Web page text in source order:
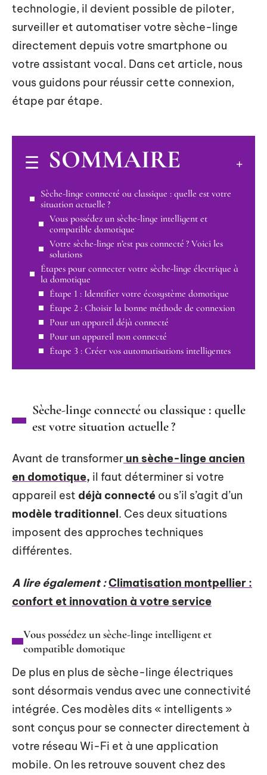
technologie, il devient possible de piloter,
surveiller et automatiser votre sèche-linge
directement depuis votre smartphone ou
votre assistant vocal. Dans cet article, nous
vous guidons pour réussir cette connexion,
étape par étape.
SOMMAIRE
Sèche-linge connecté ou classique : quelle est votre
situation actuelle ?
Vous possédez un sèche-linge intelligent et
compatible domotique
Votre sèche-linge n’est pas connecté ? Voici les
solutions
Étapes pour connecter votre sèche-linge électrique à
la domotique
Étape 1 : Identifier votre écosystème domotique
Étape 2 : Choisir la bonne méthode de connexion
Pour un appareil déjà connecté
Pour un appareil non connecté
Étape 3 : Créer vos automatisations intelligentes
Sèche-linge connecté ou classique : quelle
est votre situation actuelle ?
Avant de transformer un sèche-linge ancien
en domotique, il faut déterminer si votre
appareil est déjà connecté ou s’il s’agit d’un
modèle traditionnel. Ces deux situations
imposent des approches techniques
différentes.
A lire également :Climatisation montpellier :
confort et innovation à votre service
Vous possédez un sèche-linge intelligent et
compatible domotique
De plus en plus de sèche-linge électriques
sont désormais vendus avec une connectivité
intégrée. Ces modèles dits « intelligents »
sont conçus pour se connecter directement à
votre réseau Wi-Fi et à une application
mobile. On les retrouve souvent chez des